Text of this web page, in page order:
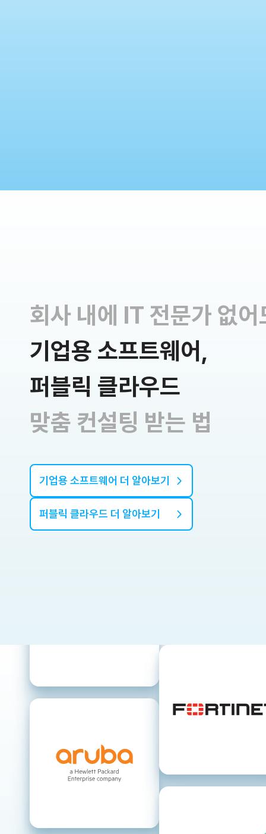
회사 내에 IT 전문가 없어
기업용 소프트웨어,
퍼블릭 클라우드
맞춤 컨설팅 받는 법
기업용 소프트웨어 더 알아보기
퍼블릭 클라우드 더 알아보기